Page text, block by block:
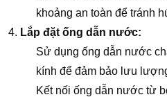
khoảng an toàn để tránh
Lắp đặt ống dẫn nước:
Sử dụng ống dẫn nước
kính để đảm bảo lưu
Kết nối ống dẫn nước từ